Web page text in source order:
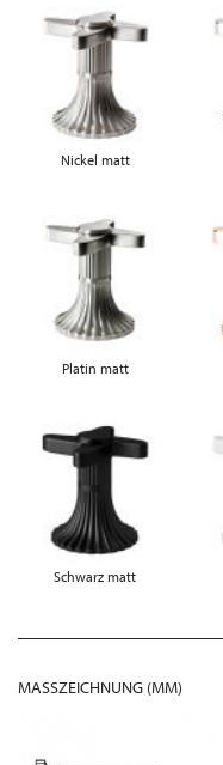
Nickel matt
Platin matt
Schwarz matt
MASSZEICHNUNG (MM)